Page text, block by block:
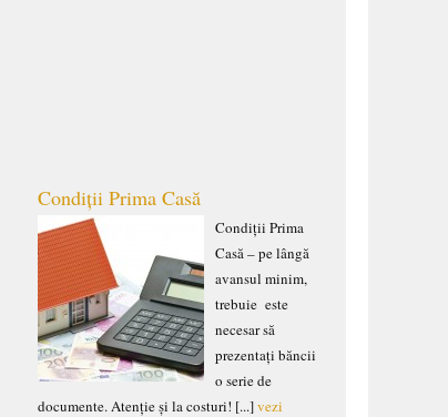
Condiții Prima Casă
Condiții Prima
Casă – pe lângă
avansul minim,
trebuie este
necesar să
prezentați băncii
o serie de
documente. Atenție și la costuri! [...]vezi